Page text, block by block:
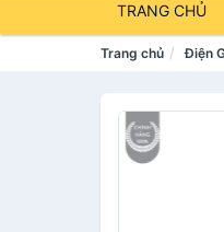
TRANG CHỦ
Trang chủ Điện